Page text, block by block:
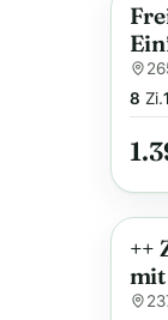
8 Zi.
++
mit